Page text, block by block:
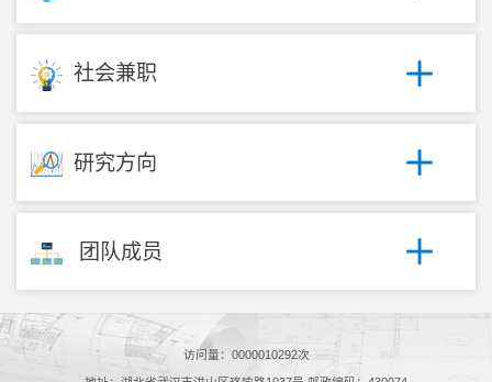
社会兼职
研究方向
团队成员
访问量： 0000010292次